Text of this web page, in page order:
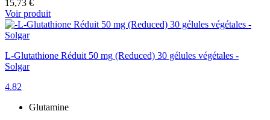
15,73 €
Voir produit
L-Glutathione Réduit 50 mg (Reduced) 30 gélules végétales -
Solgar
4.82
Glutamine